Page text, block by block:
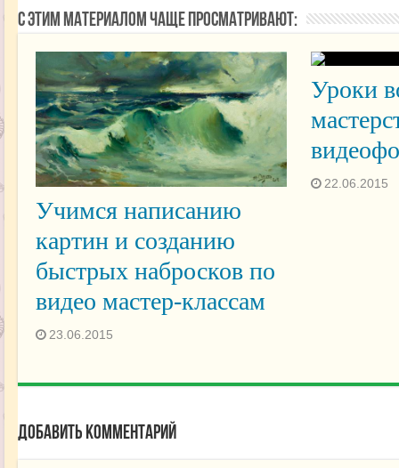
С этим материалом чаще просматривают:
Учимся написанию
картин и созданию
быстрых набросков по
видео мастер-классам
23.06.2015
Уроки
22.06.2015
Добавить комментарий